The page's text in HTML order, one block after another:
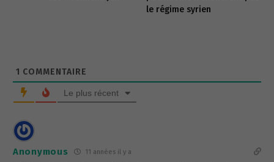
le régime syrien
1 COMMENTAIRE
Le plus récent
Anonymous 11 années il y a